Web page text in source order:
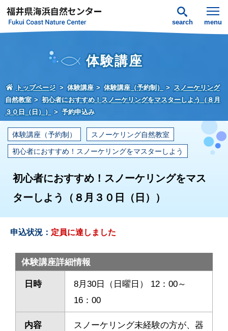
search menu
体験講座
トップページ 体験講座 体験講座（予約制）
スノーケリング
自然教室
初心者におすすめ！スノーケリングをマスターしよう（８月
３０日（日））
予約申込み
体験講座（予約制） スノーケリング自然教室
初心者におすすめ！スノーケリングをマスターしよう
初心者におすすめ！スノーケリングをマス
ターしよう（８月３０日（日））
申込状況： 定員に達しました
体験講座詳細情報
日時
8月30日（日曜日） 12：00～
16：00
内容
スノーケリング未経験の方が、器